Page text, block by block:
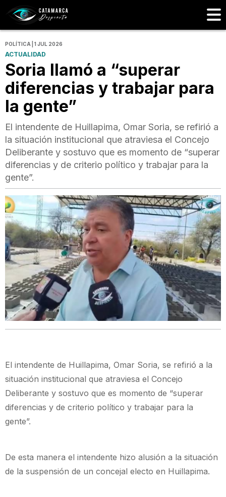
POLÍTICA | 1 JUL 2026
ACTUALIDAD
Soria llamó a “superar
diferencias y trabajar para
la gente”
El intendente de Huillapima, Omar Soria, se refirió a
la situación institucional que atraviesa el Concejo
Deliberante y sostuvo que es momento de “superar
diferencias y de criterio político y trabajar para la
gente”.
El intendente de Huillapima, Omar Soria, se refirió a la
situación institucional que atraviesa el Concejo
Deliberante y sostuvo que es momento de “superar
diferencias y de criterio político y trabajar para la
gente”.
De esta manera el intendente hizo alusión a la situación
de la suspensión de un concejal electo en Huillapima.